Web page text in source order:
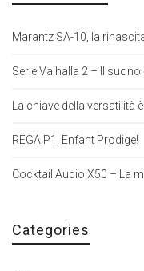
Marantz SA-10, la
Serie Valhalla 2 – Il
La chiave della versatilità
REGA P1, Enfant Prodige!
Cocktail Audio X50 – La
Categories